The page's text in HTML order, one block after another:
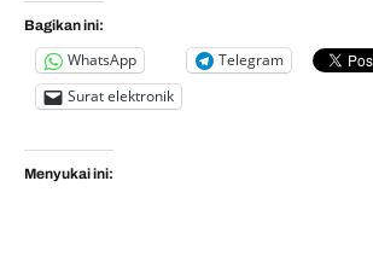
Bagikan ini:
WhatsApp
Telegram
Surat elektronik
Menyukai ini: